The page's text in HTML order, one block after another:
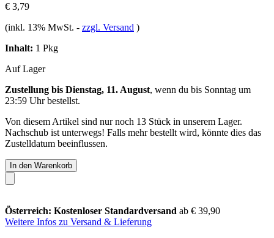
€ 3,79
(inkl. 13% MwSt. - zzgl. Versand )
Inhalt: 1 Pkg
Auf Lager
Zustellung bis Dienstag, 11. August, wenn du bis Sonntag um
23:59 Uhrbestellst.
Von diesem Artikel sind nur noch 13 Stück in unserem Lager.
Nachschub ist unterwegs! Falls mehr bestellt wird, könnte dies das
Zustelldatum beeinflussen.
In den Warenkorb
Österreich: Kostenloser Standardversand ab € 39,90
Weitere Infos zu Versand & Lieferung